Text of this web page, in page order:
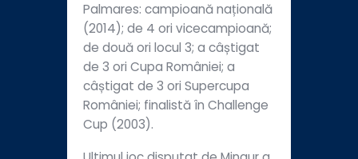
Palmares: campioană națională
(2014); de 4 ori vicecampioană;
de două ori locul 3; a câștigat
de 3 ori Cupa României; a
câștigat de 3 ori Supercupa
României; finalistă în Challenge
Cup (2003).